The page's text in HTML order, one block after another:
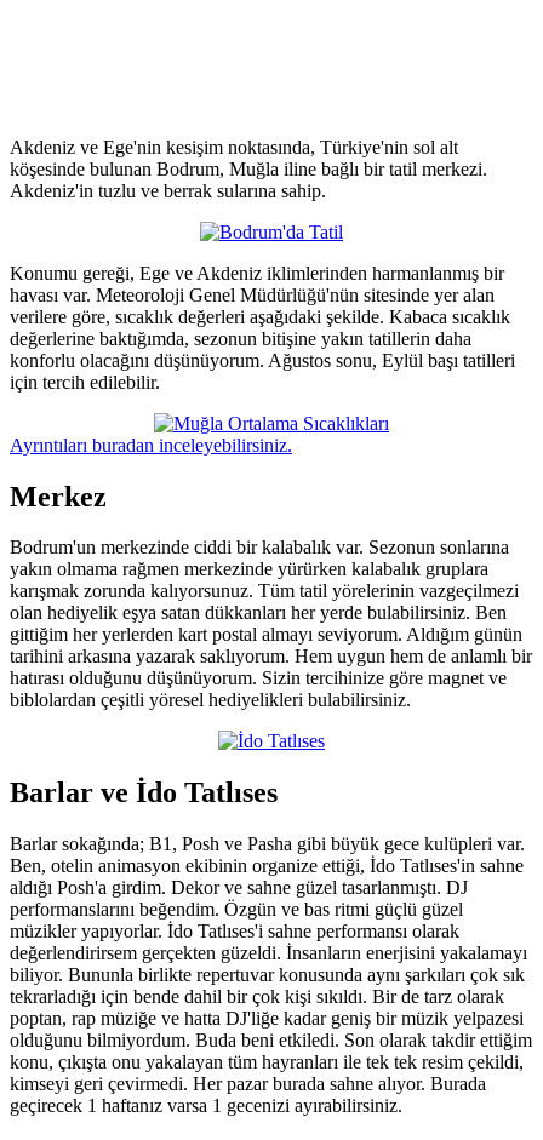
Akdeniz ve Ege'nin kesişim noktasında, Türkiye'nin sol alt
köşesinde bulunan Bodrum, Muğla iline bağlı bir tatil merkezi.
Akdeniz'in tuzlu ve berrak sularına sahip.
Konumu gereği, Ege ve Akdeniz iklimlerinden harmanlanmış bir
havası var. Meteoroloji Genel Müdürlüğü'nün sitesinde yer alan
verilere göre, sıcaklık değerleri aşağıdaki şekilde. Kabaca sıcaklık
değerlerine baktığımda, sezonun bitişine yakın tatillerin daha
konforlu olacağını düşünüyorum. Ağustos sonu, Eylül başı tatilleri
için tercih edilebilir.
Ayrıntıları buradan inceleyebilirsiniz.
Merkez
Bodrum'un merkezinde ciddi bir kalabalık var. Sezonun sonlarına
yakın olmama rağmen merkezinde yürürken kalabalık gruplara
karışmak zorunda kalıyorsunuz. Tüm tatil yörelerinin vazgeçilmezi
olan hediyelik eşya satan dükkanları her yerde bulabilirsiniz. Ben
gittiğim her yerlerden kart postal almayı seviyorum. Aldığım günün
tarihini arkasına yazarak saklıyorum. Hem uygun hem de anlamlı bir
hatırası olduğunu düşünüyorum. Sizin tercihinize göre magnet ve
biblolardan çeşitli yöresel hediyelikleri bulabilirsiniz.
Barlar ve İdo Tatlıses
Barlar sokağında; B1, Posh ve Pasha gibi büyük gece kulüpleri var.
Ben, otelin animasyon ekibinin organize ettiği, İdo Tatlıses'in sahne
aldığı Posh'a girdim. Dekor ve sahne güzel tasarlanmıştı. DJ
performanslarını beğendim. Özgün ve bas ritmi güçlü güzel
müzikler yapıyorlar. İdo Tatlıses'i sahne performansı olarak
değerlendirirsem gerçekten güzeldi. İnsanların enerjisini yakalamayı
biliyor. Bununla birlikte repertuvar konusunda aynı şarkıları çok sık
tekrarladığı için bende dahil bir çok kişi sıkıldı. Bir de tarz olarak
poptan, rap müziğe ve hatta DJ'liğe kadar geniş bir müzik yelpazesi
olduğunu bilmiyordum. Buda beni etkiledi. Son olarak takdir ettiğim
konu, çıkışta onu yakalayan tüm hayranları ile tek tek resim çekildi,
kimseyi geri çevirmedi. Her pazar burada sahne alıyor. Burada
geçirecek 1 haftanız varsa 1 gecenizi ayırabilirsiniz.